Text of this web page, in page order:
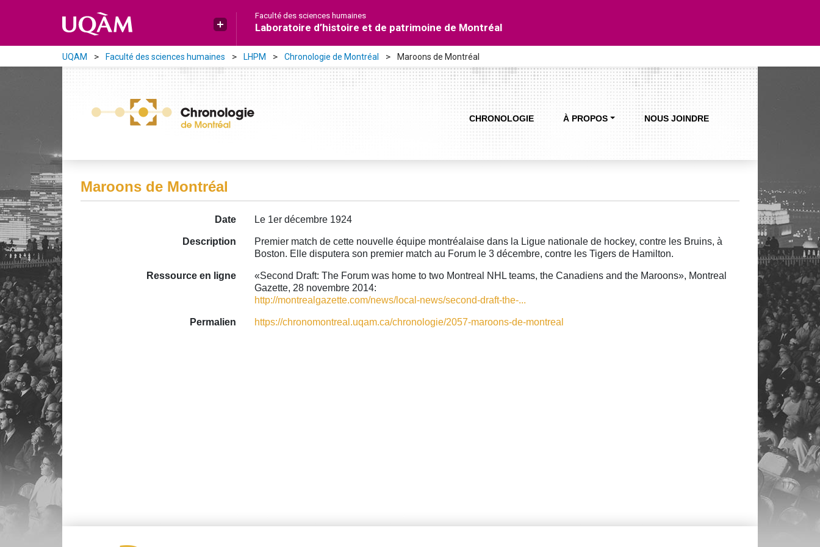
Faculté des sciences humaines
Laboratoire d’histoire et de patrimoine de Montréal
UQAM Faculté des sciences humaines LHPM Chronologie de Montréal Maroons de Montréal
CHRONOLOGIE À PROPOS NOUS JOINDRE
Maroons de Montréal
Date Le 1er décembre 1924
Description
Premier match de cette nouvelle équipe montréalaise dans la Ligue nationale de hockey, contre les Bruins, à
Boston. Elle disputera son premier match au Forum le 3 décembre, contre les Tigers de Hamilton.
Ressource en ligne
«Second Draft: The Forum was home to two Montreal NHL teams, the Canadiens and the Maroons», Montreal
Gazette, 28 novembre 2014:
http://montrealgazette.com/news/local-news/second-draft-the-...
Permalien https://chronomontreal.uqam.ca/chronologie/2057-maroons-de-montreal